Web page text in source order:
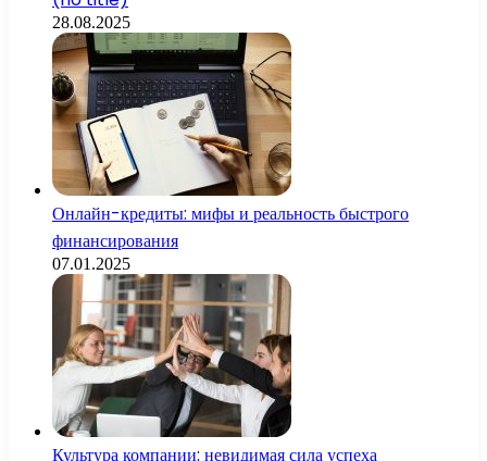
28.08.2025
Онлайн-кредиты: мифы и реальность быстрого
финансирования
07.01.2025
Культура компании: невидимая сила успеха